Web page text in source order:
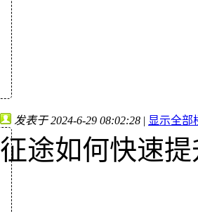
发表于 2024-6-29 08:02:28 | 显示全部
征途如何快速